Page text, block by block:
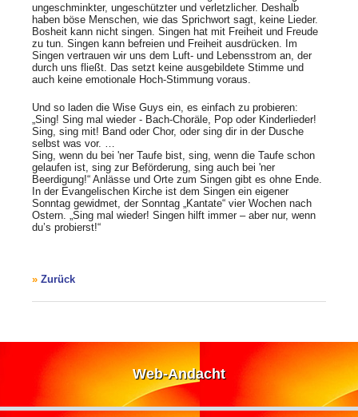
ungeschminkter, ungeschützter und verletzlicher. Deshalb
haben böse Menschen, wie das Sprichwort sagt, keine Lieder.
Bosheit kann nicht singen. Singen hat mit Freiheit und Freude
zu tun. Singen kann befreien und Freiheit ausdrücken. Im
Singen vertrauen wir uns dem Luft- und Lebensstrom an, der
durch uns fließt. Das setzt keine ausgebildete Stimme und
auch keine emotionale Hoch-Stimmung voraus.
Und so laden die Wise Guys ein, es einfach zu probieren:
„Sing! Sing mal wieder - Bach-Choräle, Pop oder Kinderlieder!
Sing, sing mit! Band oder Chor, oder sing dir in der Dusche
selbst was vor. …
Sing, wenn du bei 'ner Taufe bist, sing, wenn die Taufe schon
gelaufen ist, sing zur Beförderung, sing auch bei 'ner
Beerdigung!“ Anlässe und Orte zum Singen gibt es ohne Ende.
In der Evangelischen Kirche ist dem Singen ein eigener
Sonntag gewidmet, der Sonntag „Kantate“ vier Wochen nach
Ostern. „Sing mal wieder! Singen hilft immer – aber nur, wenn
du’s probierst!“
Zurück
Web-Andacht